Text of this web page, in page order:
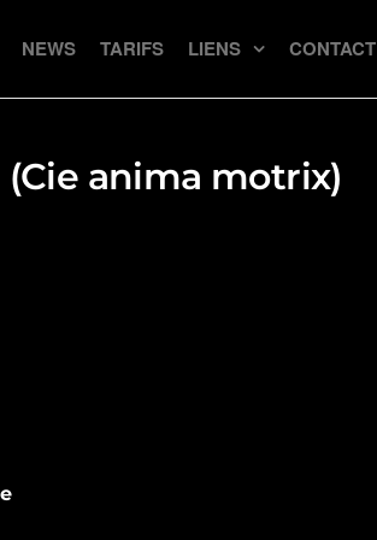
NEWS TARIFS LIENS CONTACT
(Cie anima motrix)